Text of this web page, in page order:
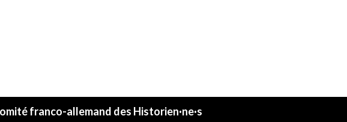
franco-allemand des Historien·ne·s